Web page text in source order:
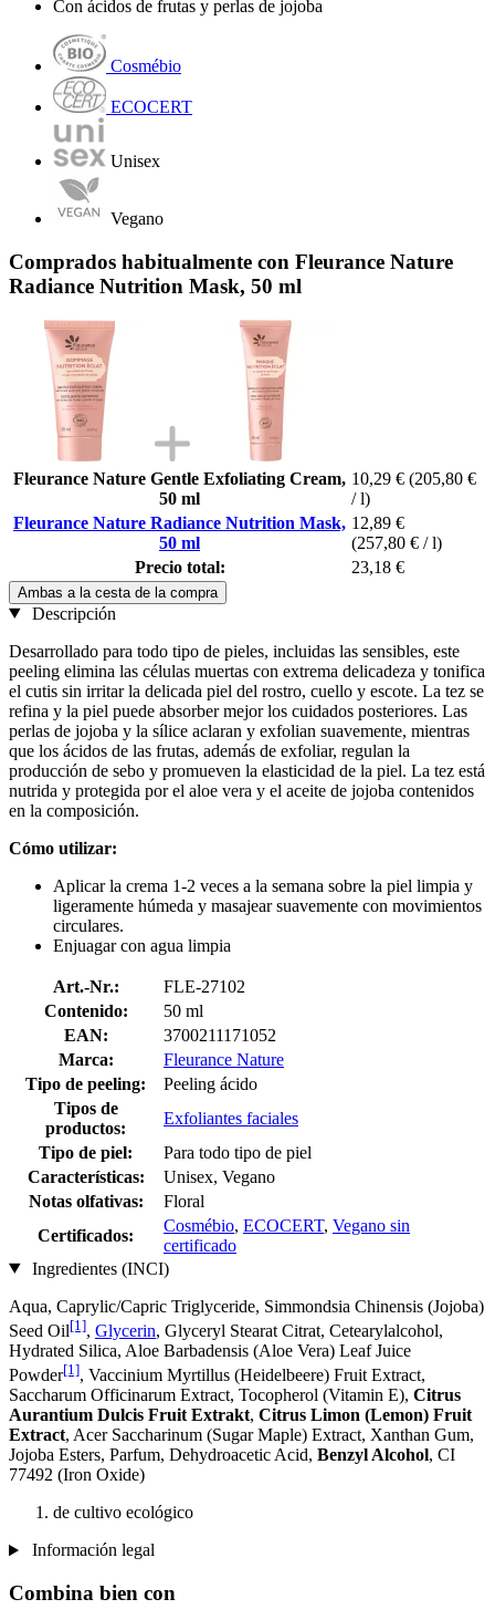
Con ácidos de frutas y perlas de jojoba
Cosmébio
ECOCERT
Unisex
Vegano
Comprados habitualmente con Fleurance Nature
Radiance Nutrition Mask, 50 ml
Fleurance Nature Gentle Exfoliating Cream,
50 ml
10,29 € (205,80 €
/ l)
Fleurance Nature Radiance Nutrition Mask,
50 ml
12,89 €
(257,80 € / l)
Precio total:
23,18 €
Ambas a la cesta de la compra
Descripción
Desarrollado para todo tipo de pieles, incluidas las sensibles, este
peeling elimina las células muertas con extrema delicadeza y tonifica
el cutis sin irritar la delicada piel del rostro, cuello y escote. La tez se
refina y la piel puede absorber mejor los cuidados posteriores. Las
perlas de jojoba y la sílice aclaran y exfolian suavemente, mientras
que los ácidos de las frutas, además de exfoliar, regulan la
producción de sebo y promueven la elasticidad de la piel. La tez está
nutrida y protegida por el aloe vera y el aceite de jojoba contenidos
en la composición.
Cómo utilizar:
Aplicar la crema 1-2 veces a la semana sobre la piel limpia y
ligeramente húmeda y masajear suavemente con movimientos
circulares.
Enjuagar con agua limpia
Art.-Nr.:
FLE-27102
Contenido:
50 ml
EAN:
3700211171052
Marca:
Fleurance Nature
Tipo de peeling:
Peeling ácido
Tipos de
productos:
Exfoliantes faciales
Tipo de piel:
Para todo tipo de piel
Características:
Unisex, Vegano
Notas olfativas:
Floral
Certificados:
Cosmébio, ECOCERT, Vegano sin
certificado
Ingredientes (INCI)
Aqua, Caprylic/Capric Triglyceride, Simmondsia Chinensis (Jojoba)
Seed Oil[1], Glycerin, Glyceryl Stearat Citrat, Cetearylalcohol,
Hydrated Silica, Aloe Barbadensis (Aloe Vera) Leaf Juice
Powder[1], Vaccinium Myrtillus (Heidelbeere) Fruit Extract,
Saccharum Officinarum Extract, Tocopherol (Vitamin E), Citrus
Aurantium Dulcis Fruit Extrakt, Citrus Limon (Lemon) Fruit
Extract, Acer Saccharinum (Sugar Maple) Extract, Xanthan Gum,
Jojoba Esters, Parfum, Dehydroacetic Acid, Benzyl Alcohol, CI
77492 (Iron Oxide)
de cultivo ecológico
Información legal
Combina bien con